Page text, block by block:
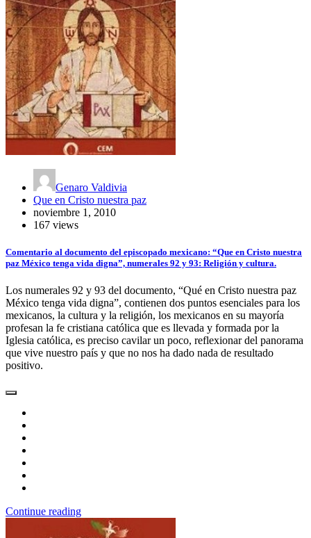
Genaro Valdivia
Que en Cristo nuestra paz
noviembre 1, 2010
167 views
Comentario al documento del episcopado mexicano: “Que en Cristo nuestra
paz México tenga vida digna”, numerales 92 y 93: Religión y cultura.
Los numerales 92 y 93 del documento, “Qué en Cristo nuestra paz
México tenga vida digna”, contienen dos puntos esenciales para los
mexicanos, la cultura y la religión, los mexicanos en su mayoría
profesan la fe cristiana católica que es llevada y formada por la
Iglesia católica, es preciso cavilar un poco, reflexionar del panorama
que vive nuestro país y que no nos ha dado nada de resultado
positivo.
Continue reading